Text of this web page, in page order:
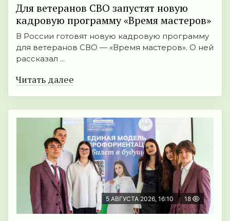
Для ветеранов СВО запустят новую
кадровую программу «Время мастеров»
В России готовят новую кадровую программу
для ветеранов СВО — «Время мастеров». О ней
рассказал ...
Читать далее
5 АВГУСТА 2026, 16:10 18